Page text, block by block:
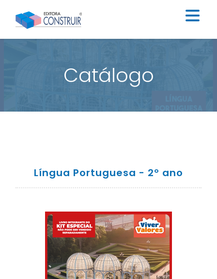
Institucional
Catálogo
Educação Infantil
Ensino Fundamental I
Catálogo
Língua Portuguesa - 2º ano